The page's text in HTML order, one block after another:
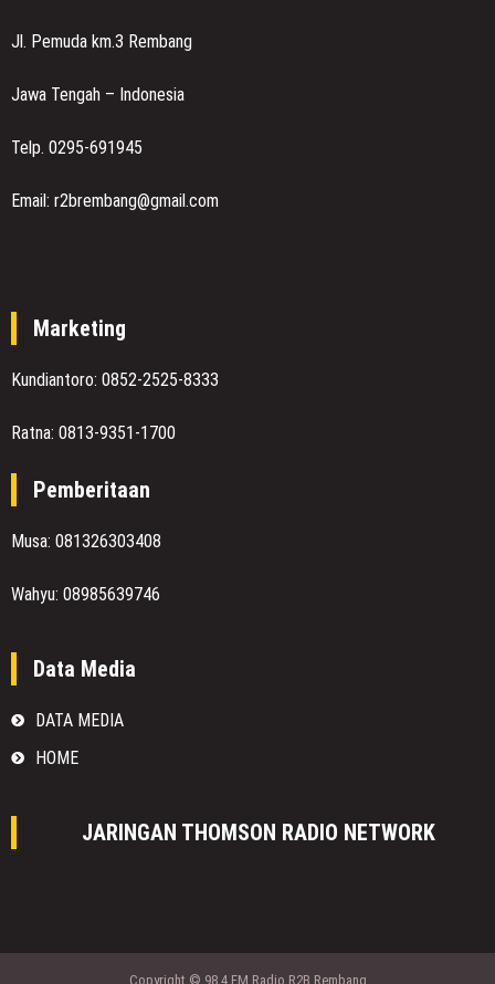
Jl. Pemuda km.3 Rembang
Jawa Tengah – Indonesia
Telp. 0295-691945
Email: r2brembang@gmail.com
Marketing
Kundiantoro: 0852-2525-8333
Ratna: 0813-9351-1700
Pemberitaan
Musa: 081326303408
Wahyu: 08985639746
Data Media
DATA MEDIA
HOME
JARINGAN THOMSON RADIO NETWORK
Copyright © 98.4 FM Radio R2B Rembang